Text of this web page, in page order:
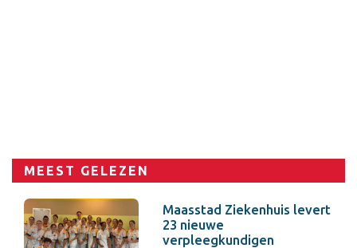
MEEST GELEZEN
Maasstad Ziekenhuis levert
23 nieuwe
verpleegkundigen